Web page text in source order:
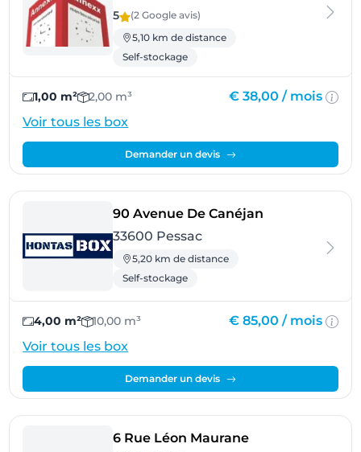
5 (2 Googleavis)
5,10 km de distance
Self-stockage
1,00 m² 2,00 m³ € 38,00 / mois
Voir tous les box
Demander un devis
90 Avenue De Canéjan
33600 Pessac
5,20 km de distance
Self-stockage
4,00 m² 10,00 m³ € 85,00 / mois
Voir tous les box
Demander un devis
6 Rue Léon Maurane- Mérignac